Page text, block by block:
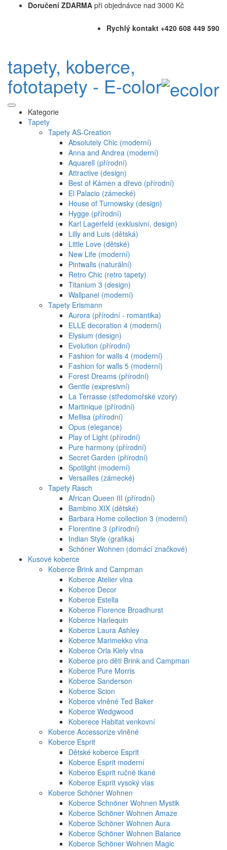
Doručení ZDARMA při objednávce nad 3000 Kč
Rychlý kontakt +420 608 449 590
tapety, koberce,
fototapety - E-color
Kategorie
Tapety
Tapety AS-Creation
Absolutely Chic (moderní)
Anna and Andrea (moderní)
Aquarell (přírodní)
Attractive (design)
Best of Kámen a dřevo (přírodní)
El Palacio (zámecké)
House of Turnowsky (design)
Hygge (přírodní)
Karl Lagerfeld (exklusivní, design)
Lilly and Luis (dětská)
Little Love (dětské)
New Life (moderní)
Pintwalls (naturální)
Retro Chic (retro tapety)
Titanium 3 (design)
Wallpanel (moderní)
Tapety Erismann
Aurora (přírodní - romantika)
ELLE decoration 4 (moderní)
Elysium (design)
Evolution (přírodní)
Fashion for walls 4 (moderní)
Fashion for walls 5 (moderní)
Forest Dreams (přírodní)
Gentle (expresivní)
La Terrasse (středomořské vzory)
Martinique (přírodní)
Mellisa (přírodní)
Opus (elegance)
Play of Light (přírodní)
Pure harmony (přírodní)
Secret Garden (přírodní)
Spotlight (moderní)
Versailles (zámecké)
Tapety Rasch
African Queen III (přírodní)
Bambino XIX (dětské)
Barbara Home collection 3 (moderní)
Florentine 3 (přírodní)
Indian Style (grafika)
Schöner Wohnen (domácí značkové)
Kusové koberce
Koberce Brink and Campman
Koberce Atelier vlna
Koberce Decor
Koberce Estella
Koberce Florence Broadhurst
Koberce Harlequin
Koberce Laura Ashley
Koberce Marimekko vlna
Koberce Orla Kiely vlna
Koberce pro děti Brink and Campman
Koberce Pure Morris
Koberce Sanderson
Koberce Scion
Koberce vlněné Ted Baker
Koberce Wedgwood
Koberece Habitat venkovní
Koberce Accessorize vlněné
Koberce Esprit
Dětské koberce Esprit
Koberce Esprit moderní
Koberce Esprit ručně tkané
Koberce Esprit vysoký vlas
Koberce Schöner Wohnen
Koberce Schnöner Wohnen Mystik
Koberce Schöner Wohnen Amaze
Koberce Schöner Wohnen Aura
Koberce Schöner Wohnen Balance
Koberce Schöner Wohnen Magic